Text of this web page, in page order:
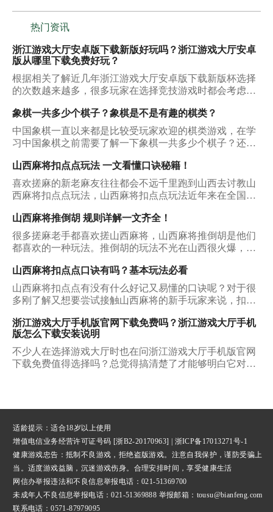
单。
热门资讯
浙江游戏大厅安卓版下载新版好玩吗？浙江游戏大厅安卓
版从哪里下载免费好玩？
根据相关了解近几年浙江游戏大厅安卓版下载新版杯选择
的次数越来越多，很多玩家在选择竞技游戏时都会考虑
够被玩家多次选择的原因是什么？
象棋一共多少个棋子？象棋是不是有趣的棋类？
中国象棋一直以来都是比较受玩家欢迎的棋类游戏，在学
习中国象棋之前需要了解一下象棋一共多少个棋子？还需
得不错的成绩，把中国象棋学习的比较好一些。
山西麻将扣点点玩法 一文看懂口诀秘籍！
喜欢搓麻的新老麻友往往都会不远千里跑到山西去讨教山
西麻将扣点点玩法，山西麻将扣点点玩法近年来在全国的
的伙伴们，几乎都接触过山西麻将的玩法。不过对于很多
新麻友来说，山西麻将扣点点玩法仍然是一个陌生的世
界，今天小编就来为大家揭开这个神秘世界的面纱吧！
山西麻将推倒胡 规则详解一文齐全！
很多搓麻老手都喜欢搓山西麻将，山西麻将推倒胡是他们
都喜欢的一种玩法。推倒胡的玩法不光在山西很火爆，它
有怎样一番天地呢，对于玩熟了普通麻将的朋友来说，初
玩山西麻将需要注意什么？我们该在哪些平台获取它的下
载资源呢？下面小编就为大家一一介绍。
山西麻将扣点点口诀有吗？基本玩法必看
山西麻将扣点点有没有什么好记又易懂的口诀呢？对于很
多刚了解又想要尝试接触山西麻将的新手玩家来说，扣点
还毫无头绪，那也无需焦虑，今天我们一起把山西麻将扣
点点口诀摸个透吧。
浙江游戏大厅手机版官网下载免费吗？浙江游戏大厅手机
版怎么下载安装说明
不少人在选择游戏大厅时也在问浙江游戏大厅手机版官网
下载免费值得选择吗？总觉得搞清楚了才能够明白它对于
适龄提示：适合18岁以上使用
增值电信业务经营许可证号码 [浙B2-20170963] | 浙ICP备17013271号-1
健康游戏忠告：抵制不良游戏，拒绝盗版游戏。注意自我保护，谨防受骗上
当。适度游戏益脑，沉迷游戏伤身。合理安排时间，享受健康生活
网信办举报违法和不良信息举报 电话：021-51369700
未成年人不良信息举报电话：021-51369888 举报邮箱：tousu@bianfeng.com
联系电话：0571-87979095